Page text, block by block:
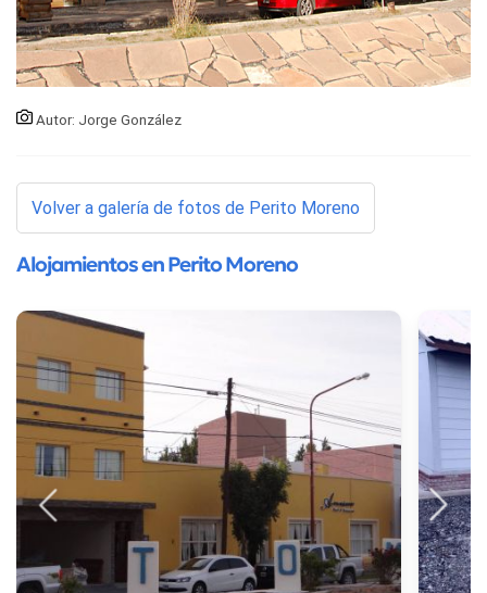
Autor: Jorge González
Volver a galería de fotos de Perito Moreno
Alojamientos en Perito Moreno